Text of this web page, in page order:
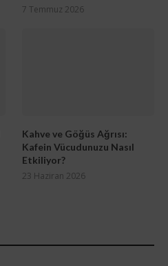
7 Temmuz 2026
Kahve ve Göğüs Ağrısı:
Kafein Vücudunuzu Nasıl
Etkiliyor?
23 Haziran 2026